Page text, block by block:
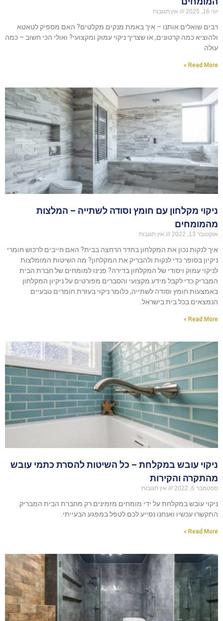
יוני 16, 2025 אין תגובות
רבים שואלים אותנו – איך באמת מנקים מקלטים? האם מספיק לטאטא
ולהוציא כמה קרטונים, או שצריך ניקוי עמוק ומקצועי? ואולי הכי חשוב – כמה
עולה
Read More »
ניקוי מקלחון עם חומץ וסודה לשתייה – המלצות
מהמומחים
אוקטובר 13, 2022 אין תגובות
איך לנקות נכון את המקלחון בחדר הרחצה בבית? האם חייבים לרכוש חומרי
ניקיון בסופר כדי לנקות ולהבריק את המקלחון? מה השיטות המומלצות
לניקוי עמוק ויסודי של המקלחון בדירה? פנינו למומחים של חברת הבית
המבריק כדי לקבל מידע מקצועי והסברים מפורטים על ניקיון המקלחון
באמצעות חומץ וסודה לשתייה, כלומר ניקוי בעזרת חומרים טבעיים
הנמצאים בכל בית בישראל.
Read More »
ניקוי עובש במקלחת – כל השיטות להסרת כתמי עובש
מהתקרה והקירות
ספטמבר 6, 2022 אין תגובות
ניקוי עובש במקלחת על ידי מומחים מזמינים רק מחברת הבית המבריק.
התקשרו עכשיו ואנחנו נסייע לכם לטפל במפגע הבעייתי.
Read More »